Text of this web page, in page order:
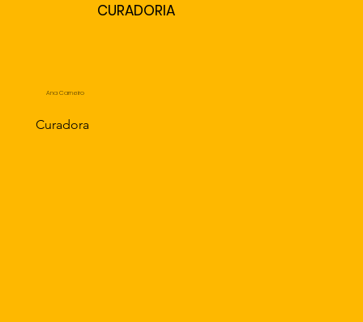
CURADORIA
Ana Carneiro
Curadora